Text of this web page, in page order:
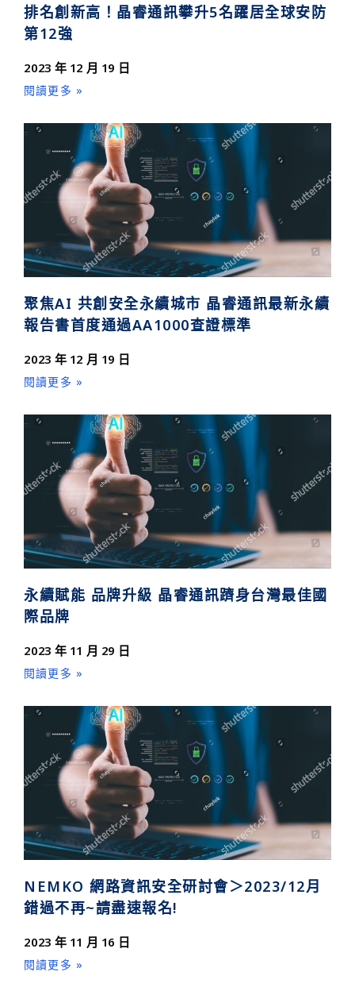
排名創新高！晶睿通訊攀升5名躍居全球安防
第12強
2023 年 12 月 19 日
閱讀更多 »
聚焦AI 共創安全永續城市 晶睿通訊最新永續
報告書首度通過AA1000查證標準
2023 年 12 月 19 日
閱讀更多 »
永續賦能 品牌升級 晶睿通訊躋身台灣最佳國
際品牌
2023 年 11 月 29 日
閱讀更多 »
NEMKO 網路資訊安全研討會＞2023/12月
錯過不再~請盡速報名!
2023 年 11 月 16 日
閱讀更多 »